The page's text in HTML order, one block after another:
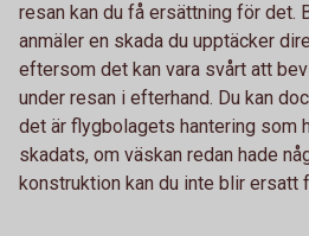
resan kan du få ersättning för det.
anmäler en skada du upptäcker
eftersom det kan vara svårt att
under resan i efterhand. Du kan
det är flygbolagets hantering som
skadats, om väskan redan hade
konstruktion kan du inte blir ersatt